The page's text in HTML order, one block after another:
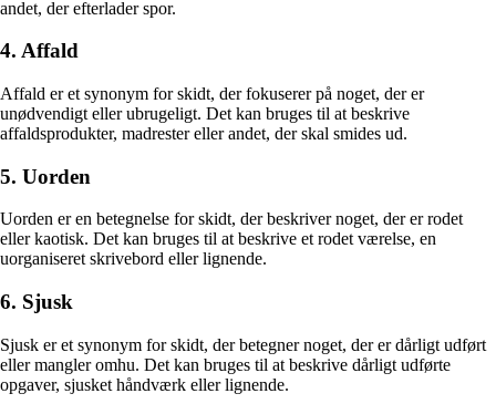
andet, der efterlader spor.
4. Affald
Affald er et synonym for skidt, der fokuserer på noget, der er
unødvendigt eller ubrugeligt. Det kan bruges til at beskrive
affaldsprodukter, madrester eller andet, der skal smides ud.
5. Uorden
Uorden er en betegnelse for skidt, der beskriver noget, der er rodet
eller kaotisk. Det kan bruges til at beskrive et rodet værelse, en
uorganiseret skrivebord eller lignende.
6. Sjusk
Sjusk er et synonym for skidt, der betegner noget, der er dårligt udført
eller mangler omhu. Det kan bruges til at beskrive dårligt udførte
opgaver, sjusket håndværk eller lignende.